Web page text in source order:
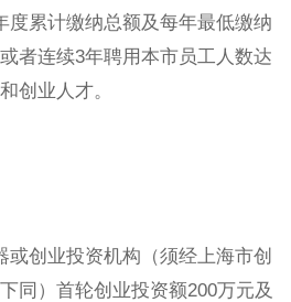
度累计缴纳总额及每年最低缴纳
者连续3年聘用本市员工人数达
创业人才。
或创业投资机构（须经上海市创
同）首轮创业投资额200万元及